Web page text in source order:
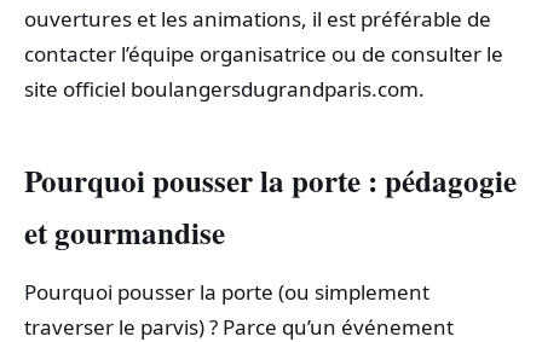
ouvertures et les animations, il est préférable de
contacter l’équipe organisatrice ou de consulter le
site officiel boulangersdugrandparis.com.
Pourquoi pousser la porte : pédagogie
et gourmandise
Pourquoi pousser la porte (ou simplement
traverser le parvis) ? Parce qu’un événement